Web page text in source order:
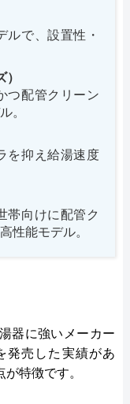
ルで、設置性・
つ配管クリーン
。
を抑え給湯速度
帯向けに配管ク
性能モデル。
器に強いメーカー
発売した実績があ
特徴です。